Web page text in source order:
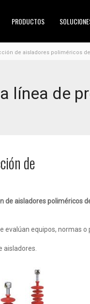
PRODUCTOS
de aisladores poliméricos de
línea de
de
de aisladores poliméricos
equipos, normas
aisladores.